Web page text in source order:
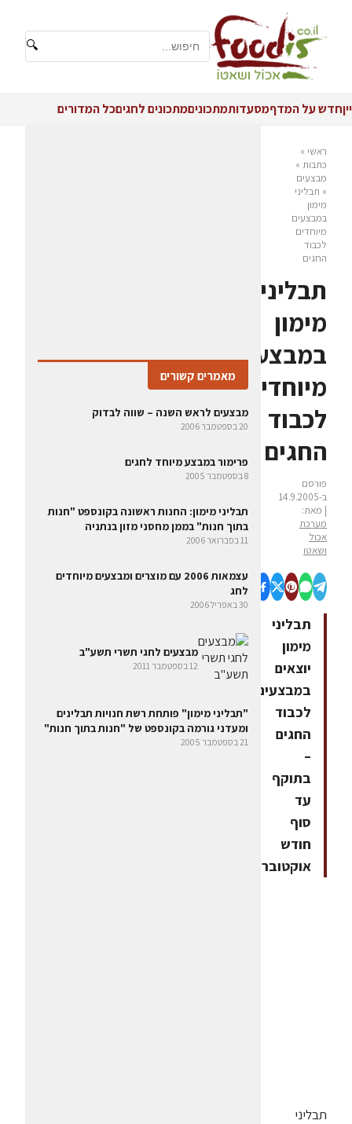
🔍
ייןחדש על המדףמסעדותמתכוניםמתכונים לחגיםכל המדורים
ראשי »
כתבות »
מבצעים
» תבליני
מימון
במבצעים
מיוחדים
לכבוד
החגים
תבליני
מימון
במבצעים
מיוחדים
לכבוד
החגים
פורסם
ב-14.9.2005
| מאת:
מערכת
אכול
ושאטו
תבליני
מימון
יוצאים
במבצעים
לכבוד
החגים
–
בתוקף
עד
סוף
חודש
אוקטובר
תבליני
מאמרים קשורים
מבצעים לראש השנה – שווה לבדוק
20 בספטמבר 2006
פרימור במבצע מיוחד לחגים
8 בספטמבר 2005
תבליני מימון: החנות ראשונה בקונספט "חנות
בתוך חנות" בממן מחסני מזון בנתניה
11 בפברואר 2006
עצמאות 2006 עם מוצרים ומבצעים מיוחדים
לחג
30 באפריל 2006
מבצעים לחגי תשרי תשע"ב
12 בספטמבר 2011
"תבליני מימון" פותחת רשת חנויות תבלינים
ומעדני גורמה בקונספט של "חנות בתוך חנות"
21 בספטמבר 2005